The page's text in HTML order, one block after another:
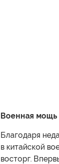
Военная мощь
Благодаря
в китайской
восторг.